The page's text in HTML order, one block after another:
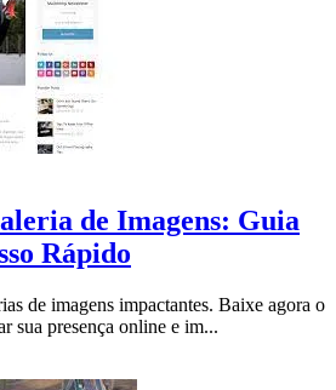
de Imagens: Guia
Rápido
de imagens impactantes. Baixe agora o
sua presença online e im...